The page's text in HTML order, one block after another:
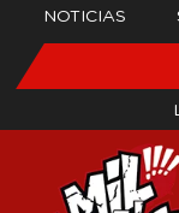
NOTICIAS